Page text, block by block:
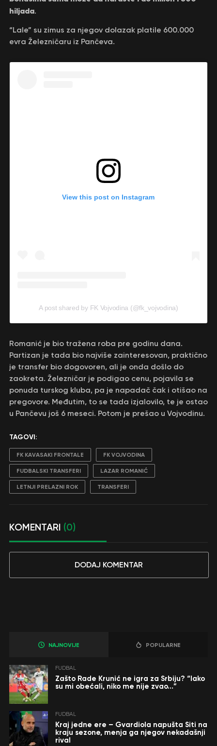
hiljada.
“Lale” su zimus za njegov dolazak platile 600.000
evra Železničaru iz Pančeva.
View this post on Instagram
A post shared by FK Vojvodina (@fk_vojvodina)
Romanić je bio tražena roba pre godinu dana.
Partizan je tada bio najviše zainteresovan, praktično
je transfer bio dogovoren, ali je onda došlo do
zaokreta. Železničar je podigao cenu, pojavila se
ponuda turskog kluba, pa je napadač čak i otišao na
pregovore. Međutim, to se tada izjalovilo, te je ostao
u Pančevu još 6 meseci. Potom je prešao u Vojvodinu.
TAGOVI:
FK KAVASAKI FRONTALE FK VOJVODINA
FUDBALSKI TRANSFERI LAZAR ROMANIĆ
LETNJI PRELAZNI ROK TRANSFERI
KOMENTARI (0)
DODAJ KOMENTAR
NAJNOVIJE POPULARNE
FUDBAL
Zašto Rade Krunić ne igra za Srbiju? “Iako
su mi obećali, niko me nije zvao…”
FUDBAL
Kraj jedne ere – Gvardiola napušta Siti na
kraju sezone, menja ga njegov nekadašnji
rival